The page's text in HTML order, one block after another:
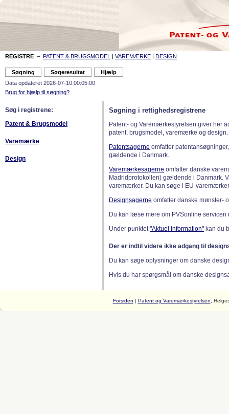
REGISTRE – PATENT & BRUGSMODEL | VAREMÆRKE | DESIGN
Data opdateret 2026-07-10 00:05:00
Brug for hjælp til søgning?
Søg i registrene:
Patent & Brugsmodel
Varemærke
Design
Søgning i rettighedsregistrene
Patent- og Varemærkestyrelsen giver her
patent, brugsmodel, varemærke og design.
Patentsagerne omfatter
gældende i Danmark.
Varemærkesagerne omfatter danske
Madridprotokollen) gældende i Danmark.
varemærker. Du kan søge i EU-
Designsagerne omfatter danske mønster-
Du kan læse mere om PVSonline
Under punktet"Aktuel information" kan du
Der er indtil videre ikke adgang til
Du kan søge oplysninger om danske
Hvis du har spørgsmål om danske
Forsiden | Patent og Varemærkestyrelsen ,